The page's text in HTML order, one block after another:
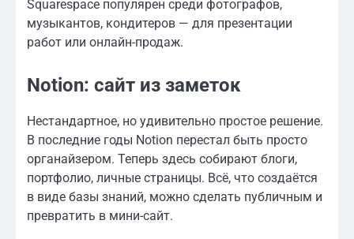
Squarespace популярен среди фотографов,
музыкантов, кондитеров — для презентации
работ или онлайн-продаж.
Notion: сайт из заметок
Нестандартное, но удивительно простое решение.
В последние годы Notion перестал быть просто
органайзером. Теперь здесь собирают блоги,
портфолио, личные страницы. Всё, что создаётся
в виде базы знаний, можно сделать публичным и
превратить в мини-сайт.